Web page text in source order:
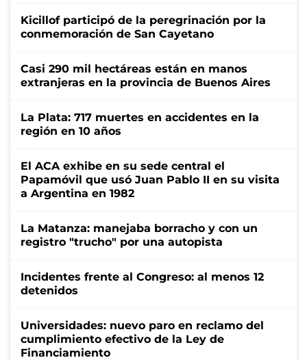
Kicillof participó de la peregrinación por la
conmemoración de San Cayetano
Casi 290 mil hectáreas están en manos
extranjeras en la provincia de Buenos Aires
La Plata: 717 muertes en accidentes en la
región en 10 años
El ACA exhibe en su sede central el
Papamóvil que usó Juan Pablo II en su visita
a Argentina en 1982
La Matanza: manejaba borracho y con un
registro "trucho" por una autopista
Incidentes frente al Congreso: al menos 12
detenidos
Universidades: nuevo paro en reclamo del
cumplimiento efectivo de la Ley de
Financiamiento